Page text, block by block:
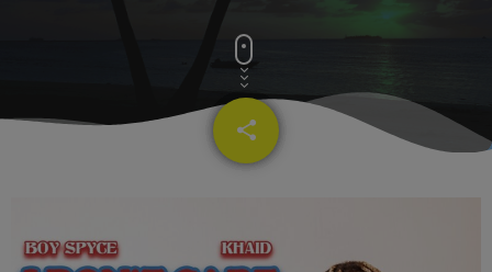
share
email